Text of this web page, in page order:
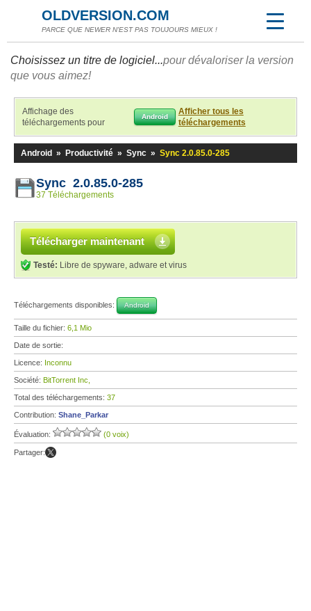
OLDVERSION.COM
PARCE QUE NEWER N'EST PAS TOUJOURS MIEUX !
Choisissez un titre de logiciel...pour dévaloriser la version
que vous aimez!
Affichage des
téléchargements pour
Android
Afficher tous les
téléchargements
Android » Productivité » Sync » Sync 2.0.85.0-285
Sync 2.0.85.0-285
37 Téléchargements
Télécharger maintenant
Testé: Libre de spyware, adware et virus
Téléchargements disponibles: Android
Taille du fichier: 6,1 Mio
Date de sortie:
Licence: Inconnu
Société: BitTorrent Inc,
Total des téléchargements: 37
Contribution: Shane_Parkar
Évaluation: (0 voix)
Partager: